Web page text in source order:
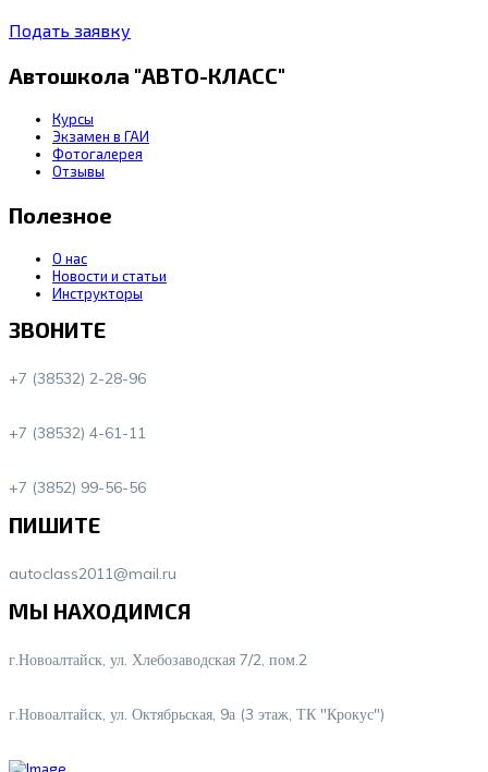
Подать заявку
Автошкола "АВТО-КЛАСС"
Курсы
Экзамен в ГАИ
Фотогалерея
Отзывы
Полезное
О нас
Новости и статьи
Инструкторы
ЗВОНИТЕ
+7 (38532) 2-28-96
+7 (38532) 4-61-11
+7 (3852) 99-56-56
ПИШИТЕ
autoclass2011@mail.ru
МЫ НАХОДИМСЯ
г.Новоалтайск, ул. Хлебозаводская 7/2, пом.2
г.Новоалтайск, ул. Октябрьская, 9а (3 этаж, ТК "Крокус")